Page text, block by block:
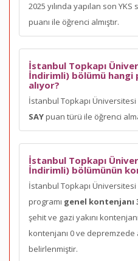
2025 yılında yapılan son YKS
puanı ile öğrenci almıştır.
İstanbul Topkapı
İndirimli) bölümü hangi
alıyor?
İstanbul Topkapı
SAYpuan türü ile öğrenci
İstanbul Topkapı
İndirimli) bölümünün
İstanbul Topkapı
programı genel kontenjanı
şehit ve gazi yakını
kontenjanı 0 ve
belirlenmiştir.